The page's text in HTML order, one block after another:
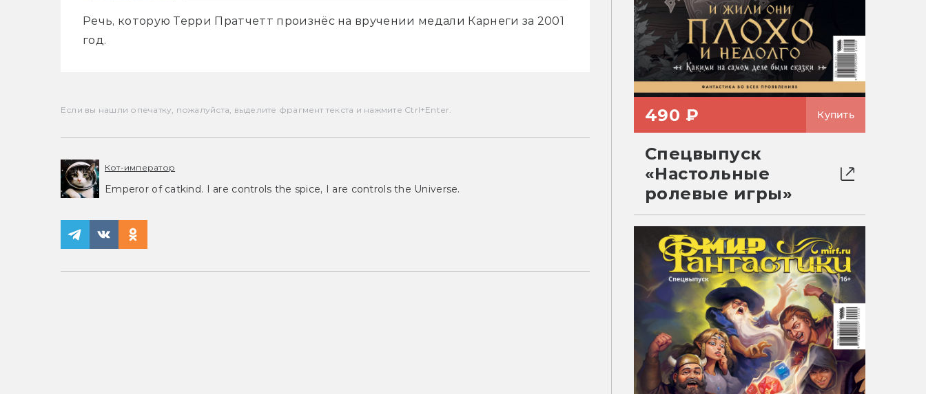
Речь, которую Терри Пратчетт произнёс на вручении медали Карнеги за 2001
год.
Если вы нашли опечатку, пожалуйста, выделите фрагмент текста и нажмите Ctrl+Enter.
Кот-император
Emperor of catkind. I are controls the spice, I are controls the Universe.
490 ₽ Купить
Спецвыпуск
«Настольные
ролевые игры»